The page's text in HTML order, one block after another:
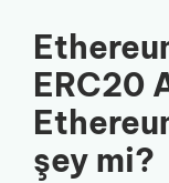
ERC20
şey mi?